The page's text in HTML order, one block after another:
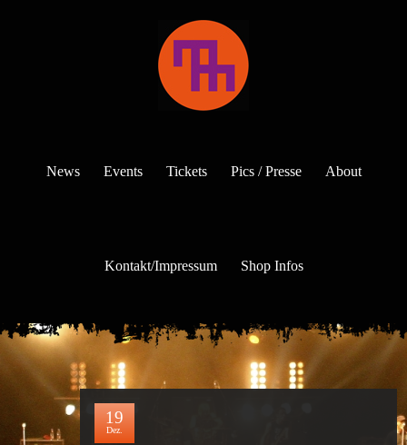
News Events Tickets Pics / Presse About
Kontakt/Impressum Shop Infos
19
Dez.